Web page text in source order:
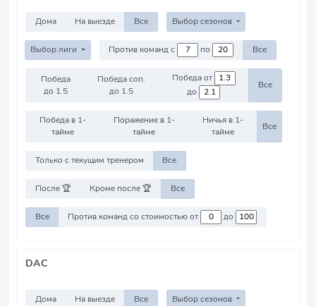
Дома На выезде Все Выбор сезонов
Выбор лиги Против команд с по Все
Победа
до 1.5
Победа соп.
до 1.5
Победа от
до
Все
Победа в 1-
тайме
Поражение в 1-
тайме
Ничья в 1-
тайме
Все
Только с текущим тренером Все
После 🏆 Кроме после 🏆 Все
Все Против команд со стоимостью от до
DAC
Дома На выезде Все Выбор сезонов